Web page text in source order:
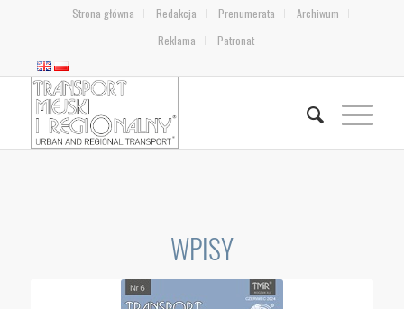
Strona główna Redakcja Prenumerata
Archiwum
Reklama
Patronat
WPISY